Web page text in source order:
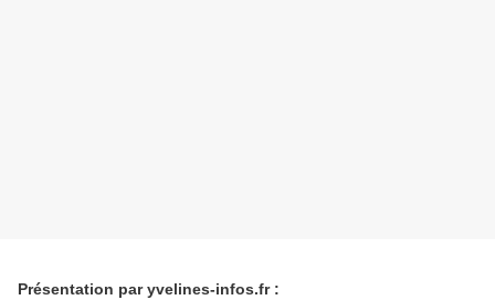
Présentation par yvelines-infos.fr :